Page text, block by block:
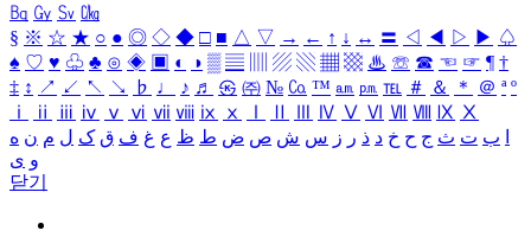
㏃ ㏉ ㏜ ㏆
§ ※ ☆ ★ ○ ● ◎ ◇ ◆ □ ■ △ ▽ → ← ↑ ↓ ↔ 〓 ◁ ◀ ▷ ▶ ♤
♠ ♡ ♥ ♧ ♣ ⊙ ◈ ▣ ◐ ◑ ▒ ▤ ▨ ▧ ▦ ▩ ♨ ☏ ☎ ☜ ☞ ¶ †
‡ ↕ ↗ ↙ ↖ ↘ ♭ ♩ ♪ ♬ ㉿ ㈜ № ㏇ ™ ㏂ ㏘ ℡ ＃ ＆ ＊ ＠ ª º
ⅰ
ⅱ ⅲ ⅳ ⅴ ⅵ ⅶ ⅷ ⅸ ⅹ Ⅳ Ⅴ Ⅵ Ⅶ Ⅷ Ⅸ Ⅹ
ب ت ث ج ح خ د ذ ر ز س ش ص ض ط ظ ع غ ف ق ک ل م ن ه
و ی
닫기